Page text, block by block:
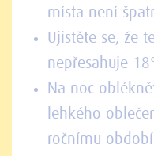
místa není
Ujistěte se, že
nepřesahuje
Na noc
lehkého
ročnímu